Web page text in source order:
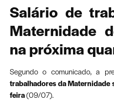
Salário de
Maternidade
na próxima
Segundo o comunicado, a
trabalhadores da Maternidade
feira(09/07).